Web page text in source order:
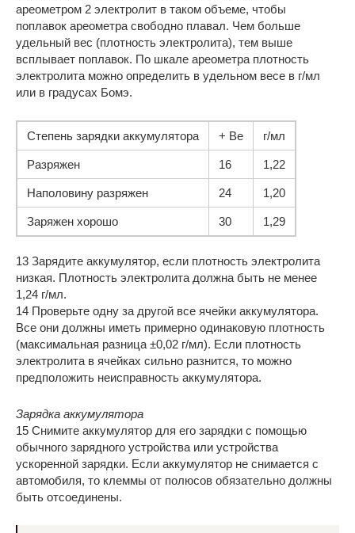
ареометром 2 электролит в таком объеме, чтобы
поплавок ареометра свободно плавал. Чем больше
удельный вес (плотность электролита), тем выше
всплывает поплавок. По шкале ареометра плотность
электролита можно определить в удельном весе в г/мл
или в градусах Бомэ.
Степень зарядки аккумулятора + Ве г/мл
Разряжен 16 1,22
Наполовину разряжен 24 1,20
Заряжен хорошо 30 1,29
13 Зарядите аккумулятор, если плотность электролита
низкая. Плотность электролита должна быть не менее
1,24 г/мл.
14 Проверьте одну за другой все ячейки аккумулятора.
Все они должны иметь примерно одинаковую плотность
(максимальная разница ±0,02 г/мл). Если плотность
электролита в ячейках сильно разнится, то можно
предположить неисправность аккумулятора.
Зарядка аккумулятора
15 Снимите аккумулятор для его зарядки с помощью
обычного зарядного устройства или устройства
ускоренной зарядки. Если аккумулятор не снимается с
автомобиля, то клеммы от полюсов обязательно должны
быть отсоединены.